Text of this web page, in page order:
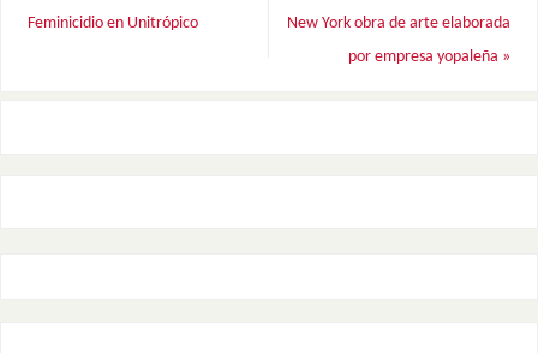
Feminicidio en Unitrópico
New York obra de arte elaborada
por empresa yopaleña »